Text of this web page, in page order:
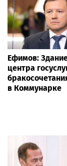
Ефимов:
центра
в Коммунарке